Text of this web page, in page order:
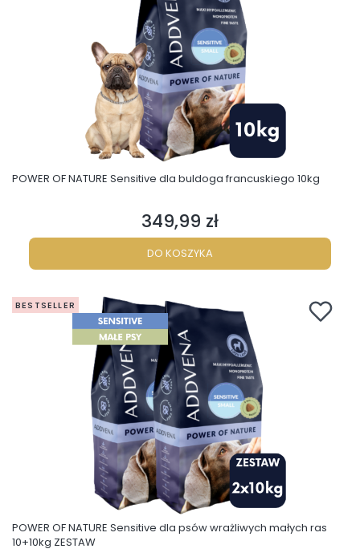
POWER OF NATURE Sensitive dla buldoga francuskiego 10kg
Cena
349,99 zł
DO KOSZYKA
BESTSELLER
POWER OF NATURE Sensitive dla psów wrażliwych małych ras
10+10kg ZESTAW